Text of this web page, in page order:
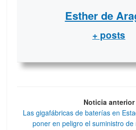
Esther de
+ posts
Noticia anterior
Las gigafábricas de baterías en
poner en peligro el suministro de